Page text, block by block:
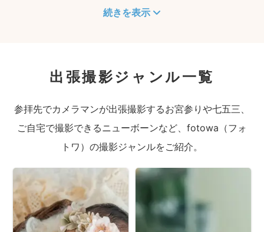
続きを表示
出張撮影ジャンル一覧
参拝先でカメラマンが出張撮影するお宮参りや七五三、
ご自宅で撮影できるニューボーンなど、fotowa（フォ
トワ）の撮影ジャンルをご紹介。